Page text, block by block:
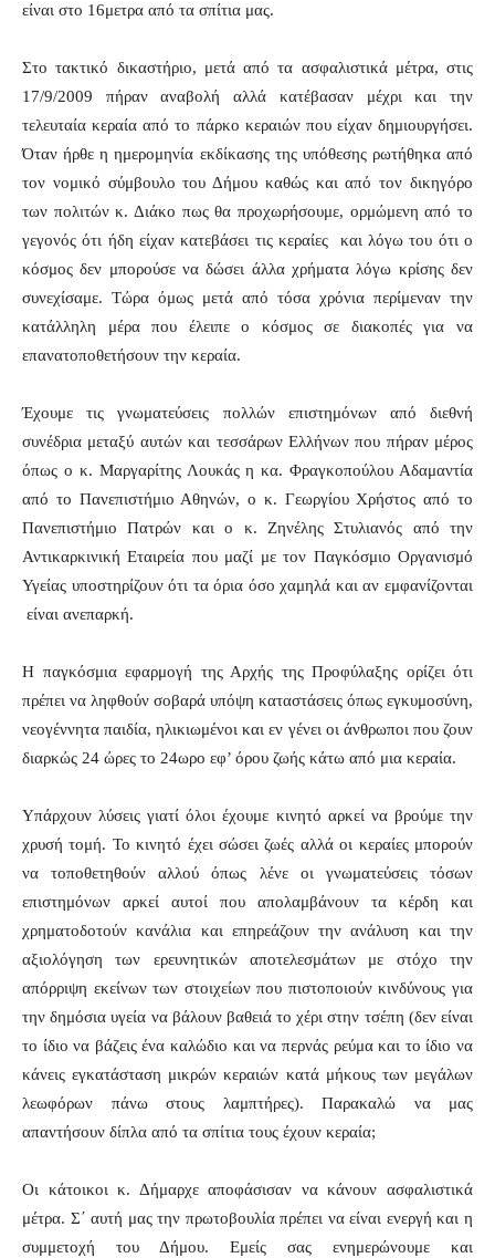
είναι στο 16μετρα από τα σπίτια μας.
Στο τακτικό δικαστήριο, μετά από τα ασφαλιστικά μέτρα, στις
17/9/2009 πήραν αναβολή αλλά κατέβασαν μέχρι και την
τελευταία κεραία από το πάρκο κεραιών που είχαν δημιουργήσει.
Όταν ήρθε η ημερομηνία εκδίκασης της υπόθεσης ρωτήθηκα από
τον νομικό σύμβουλο του Δήμου καθώς και από τον δικηγόρο
των πολιτών κ. Διάκο πως θα προχωρήσουμε, ορμώμενη από το
γεγονός ότι ήδη είχαν κατεβάσει τις κεραίες και λόγω του ότι ο
κόσμος δεν μπορούσε να δώσει άλλα χρήματα λόγω κρίσης δεν
συνεχίσαμε. Τώρα όμως μετά από τόσα χρόνια περίμεναν την
κατάλληλη μέρα που έλειπε ο κόσμος σε διακοπές για να
επανατοποθετήσουν την κεραία.
Έχουμε τις γνωματεύσεις πολλών επιστημόνων από διεθνή
συνέδρια μεταξύ αυτών και τεσσάρων Ελλήνων που πήραν μέρος
όπως ο κ. Μαργαρίτης Λουκάς η κα. Φραγκοπούλου Αδαμαντία
από το Πανεπιστήμιο Αθηνών, ο κ. Γεωργίου Χρήστος από το
Πανεπιστήμιο Πατρών και ο κ. Ζηνέλης Στυλιανός από την
Αντικαρκινική Εταιρεία που μαζί με τον Παγκόσμιο Οργανισμό
Υγείας υποστηρίζουν ότι τα όρια όσο χαμηλά και αν εμφανίζονται
είναι ανεπαρκή.
Η παγκόσμια εφαρμογή της Αρχής της Προφύλαξης ορίζει ότι
πρέπει να ληφθούν σοβαρά υπόψη καταστάσεις όπως εγκυμοσύνη,
νεογέννητα παιδία, ηλικιωμένοι και εν γένει οι άνθρωποι που ζουν
διαρκώς 24 ώρες το 24ωρο εφ’ όρου ζωής κάτω από μια κεραία.
Υπάρχουν λύσεις γιατί όλοι έχουμε κινητό αρκεί να βρούμε την
χρυσή τομή. Το κινητό έχει σώσει ζωές αλλά οι κεραίες μπορούν
να τοποθετηθούν αλλού όπως λένε οι γνωματεύσεις τόσων
επιστημόνων αρκεί αυτοί που απολαμβάνουν τα κέρδη και
χρηματοδοτούν κανάλια και επηρεάζουν την ανάλυση και την
αξιολόγηση των ερευνητικών αποτελεσμάτων με στόχο την
απόρριψη εκείνων των στοιχείων που πιστοποιούν κινδύνους για
την δημόσια υγεία να βάλουν βαθειά το χέρι στην τσέπη (δεν είναι
το ίδιο να βάζεις ένα καλώδιο και να περνάς ρεύμα και το ίδιο να
κάνεις εγκατάσταση μικρών κεραιών κατά μήκους των μεγάλων
λεωφόρων πάνω στους λαμπτήρες). Παρακαλώ να μας
απαντήσουν δίπλα από τα σπίτια τους έχουν κεραία;
Οι κάτοικοι κ. Δήμαρχε αποφάσισαν να κάνουν ασφαλιστικά
μέτρα. Σ΄ αυτή μας την πρωτοβουλία πρέπει να είναι ενεργή και η
συμμετοχή του Δήμου. Εμείς σας ενημερώνουμε και